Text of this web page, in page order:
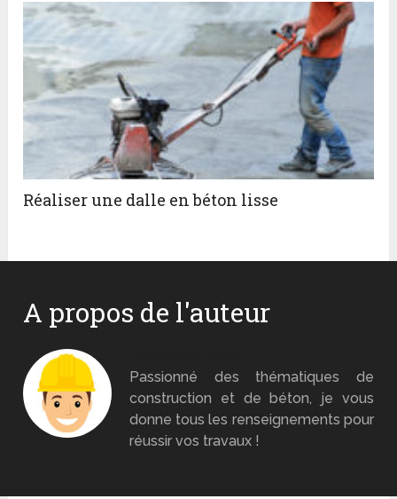
Réaliser une dalle en béton lisse
A propos de l'auteur
Passionné des thématiques de
construction et de béton, je vous
donne tous les renseignements pour
réussir vos travaux !